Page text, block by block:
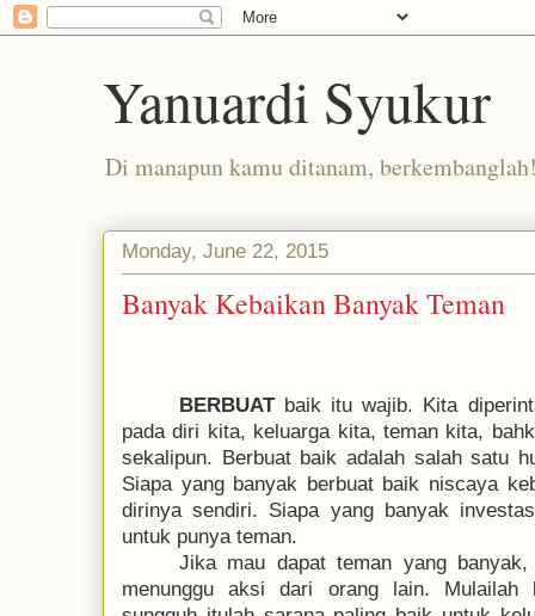
Yanuardi Syukur
Di manapun kamu ditanam,
Monday, June 22, 2015
Banyak Kebaikan Banyak Teman
BERBUATbaik itu wajib. Kita
pada diri kita, keluarga kita, teman kita,
sekalipun. Berbuat baik adalah salah satu
Siapa yang banyak berbuat baik niscaya
dirinya sendiri. Siapa yang banyak
untuk punya teman.
Jika mau dapat teman yang
menunggu aksi dari orang lain. Mulailah